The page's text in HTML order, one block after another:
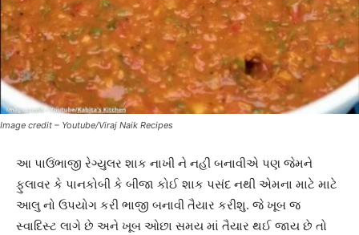
Image credit – Youtube/Viraj Naik Recipes
આ પાઉંભાજી રેગ્યુલર શાક નાખી ને નહીં બનાવીએ પણ જેમને
ફુલાવર કે પાનકોબી કે બીજા કોઈ શાક પસંદ નથી એમના માટે માટે
આલુ નો ઉપયોગ કરી ભાજી બનાવી તૈયાર કરીશુ. જે ખૂબ જ
સ્વાદિસ્ટ લાગે છે અને ખૂબ ઓછા સમય માં તૈયાર થઈ જાય છે તો